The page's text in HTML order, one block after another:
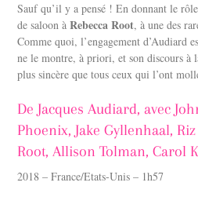
Sauf qu’il y a pensé ! En donnant le
de saloon àRebecca Root, à une des
Comme quoi, l’engagement d’Audiard
ne le montre, à priori, et son discours à
plus sincère que tous ceux qui l’ont
De Jacques Audiard, avec
Phoenix, Jake Gyllenhaal,
Root, Allison Tolman, Carol
2018 – France/Etats-Unis – 1h57